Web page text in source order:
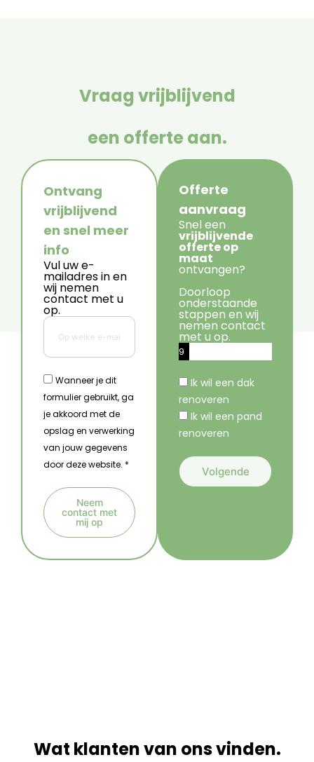
Vraag vrijblijvend
een offerte aan.
Ontvang
vrijblijvend
en snel meer
info
Vul uw e-
mailadres in en
wij nemen
contact met u
op.
Wanneer je dit
formulier gebruikt, ga
je akkoord met de
opslag en verwerking
van jouw gegevens
door deze website. *
Neem
contact met
mij op
l
Offerte
aanvraag
Snel een
vrijblijvende
offerte op
maat
ontvangen?
Doorloop
onderstaande
stappen en wij
nemen contact
met u op.
9
Ik wil een dak
renoveren
Ik wil een pand
renoveren
Volgende
r
Wat klanten van ons vinden.